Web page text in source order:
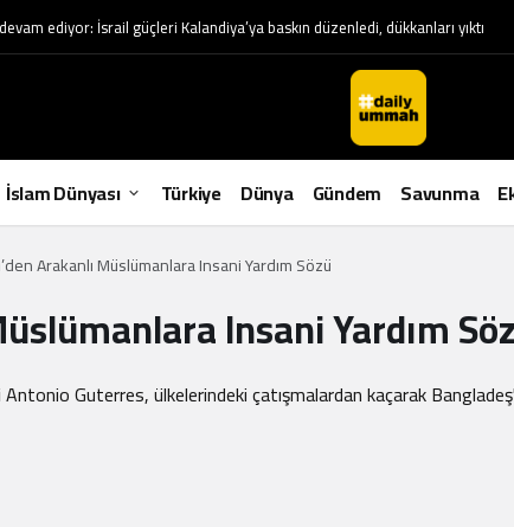
ediyor: İsrail güçleri Kalandiya’ya baskın düzenledi, dükkanları yıktı
İslam Dünyası Türkiye Dünya Gündem Savunma
Arakanlı Müslümanlara Insani Yardım Sözü
Insani Yardım
Guterres, ülkelerindeki çatışmalardan kaçarak